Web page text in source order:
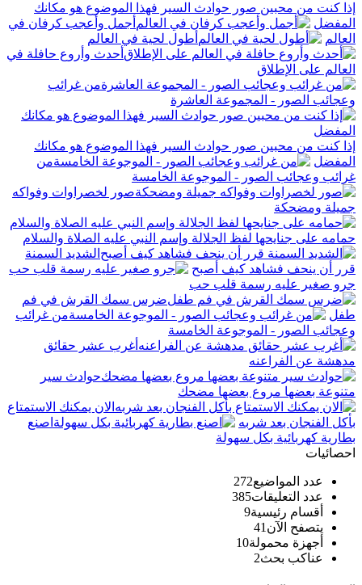
إذا كنت من محبين صور حوادث السير فهذا الموضوع هو مكانك
المفضل
أجمل وأعجب كرفان في
العالم
أطول لحية في العالم
أحدث وأروع حافلة في
العالم على الإطلاق
من غرائب
وعجائب الصور - المجموعة العاشرة
إذا كنت من محبين صور حوادث السير فهذا الموضوع هو مكانك
المفضل
من
غرائب وعجائب الصور - الموجوعة الخامسة
صور لخصراوات وفواكه
جميلة ومضحكة
حمامه على جنايحها لفظ الجلالة وإسم النبي عليه الصلاة والسلام
الشديد السمنة
قرر أن ينحف فشاهد كيف أصبح
جرو صغير عليه رسمة قلب حب
ضرس سمك القرش في فم
طفل
من غرائب
وعجائب الصور - الموجوعة الخامسة
أغرب عشر حقائق
مدهشة عن الفراعنه
حوادث سير
متنوعة بعضها مروع بعضها مضحك
الان يمكنك الاستمتاع
بأكل الفنجان بعد شربه
اصنع
بطارية كهربائية بكل سهولة
احصائيات
عدد المواضيع272
عدد التعليقات385
أقسام رئيسية9
يتصفح الآن 41
أجهزة محمولة10
عناكب بحث2